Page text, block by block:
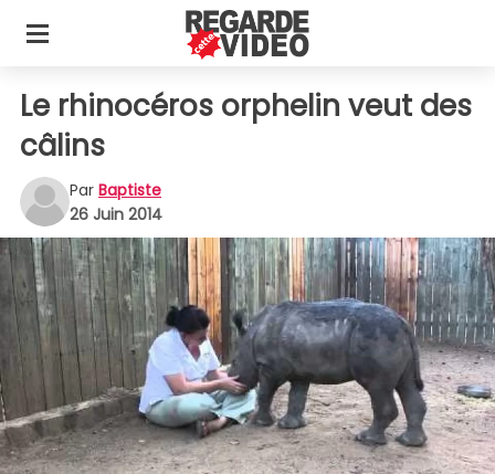
Le rhinocéros orphelin veut des
câlins
Par Baptiste
26 Juin 2014